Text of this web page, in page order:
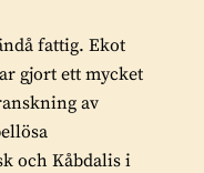
fattig. Ekot
gjort ett mycket
av
och Kåbdalis i